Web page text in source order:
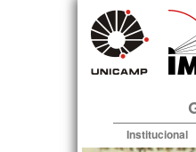
Institucional